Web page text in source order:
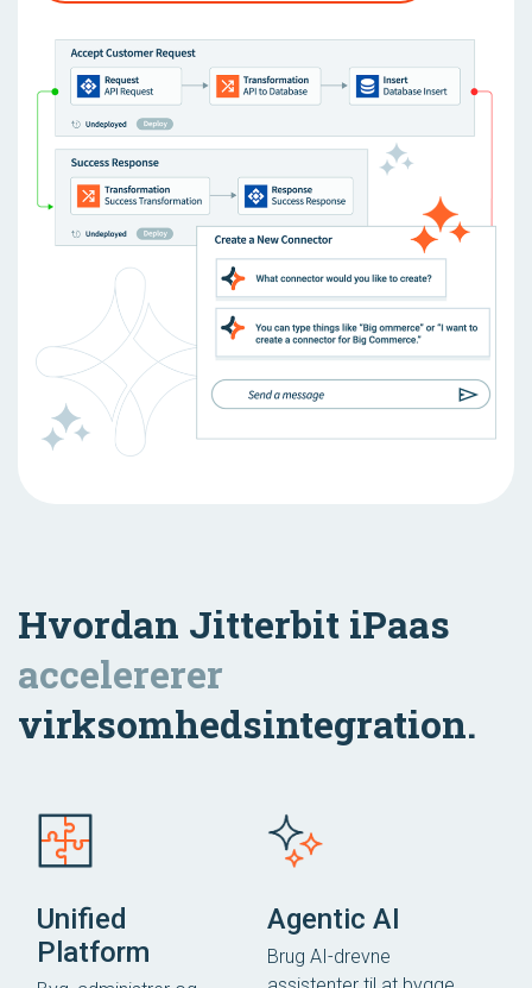
Hvordan Jitterbit iPaas
accelererer
virksomhedsintegration.
Unified
Platform
Agentic AI
Brug AI-drevne